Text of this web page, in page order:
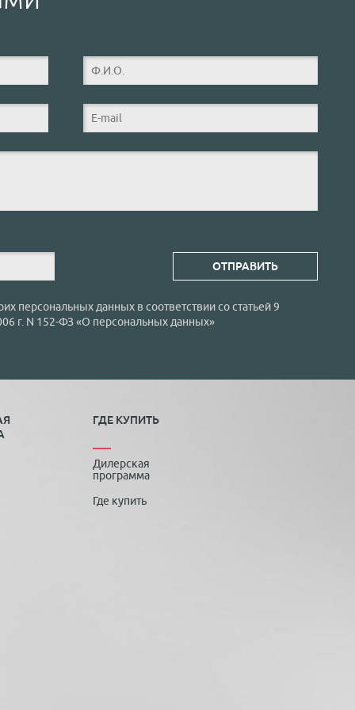
персональных данных в соответствии со статьей 9
г. N 152-ФЗ «О персональных данных»
ГДЕ КУПИТЬ
Дилерская
программа
Где купить